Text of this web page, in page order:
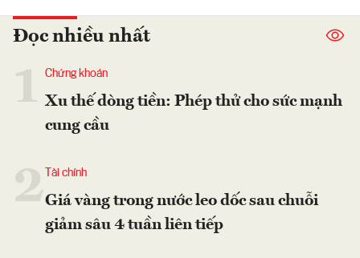
Đọc nhiều nhất
Chứng khoán
Xu thế dòng tiền: Phép thử cho sức mạnh
cung cầu
2 Tài chính
Giá vàng trong nước leo dốc sau chuỗi
giảm sâu 4 tuần liên tiếp